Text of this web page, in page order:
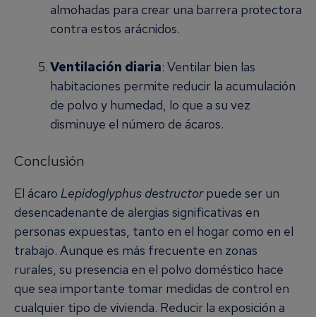
almohadas para crear una barrera protectora
contra estos arácnidos.
Ventilación diaria: Ventilar bien las
habitaciones permite reducir la acumulación
de polvo y humedad, lo que a su vez
disminuye el número de ácaros.
Conclusión
El ácaro Lepidoglyphus destructorpuede ser un
desencadenante de alergias significativas en
personas expuestas, tanto en el hogar como en el
trabajo. Aunque es más frecuente en zonas
rurales, su presencia en el polvo doméstico hace
que sea importante tomar medidas de control en
cualquier tipo de vivienda. Reducir la exposición a